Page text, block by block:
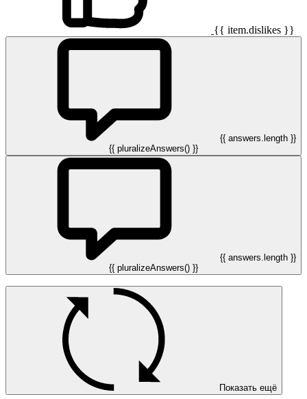
{{ item.dislikes }}
{{ answers.length }}
{{ pluralizeAnswers() }}
{{ answers.length }}
{{ pluralizeAnswers() }}
Показать ещё